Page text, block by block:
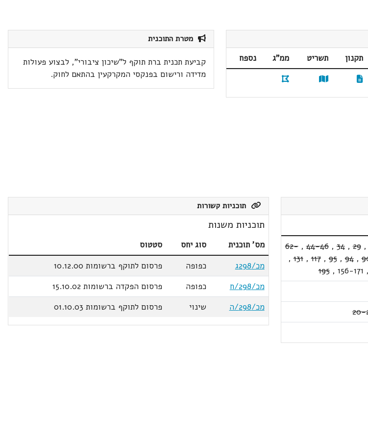
תקנון תשריט ממ"ג
נספח
מטרת התוכנית
קביעת תכנית ברת תוקף ל"שיכון ציבורי", לבצוע פעולות
מדידה ורישום בפנקסי המקרקעין בהתאם לחוק.
29
,
34
,
44-46
,
62-
,
94
,
95
,
117
,
131
,
156-171
,
195
20-
תוכניות קשורות
תוכניות משנות
מס' תוכנית סוג יחס
סטטוס
מכ/298ג
כפופה
פרסום לתוקף ברשומות 10.12.00
מכ/298/ח
כפופה
פרסום הפקדה ברשומות 15.10.02
מכ/298/ה
שינוי פרסום לתוקף ברשומות 01.10.03